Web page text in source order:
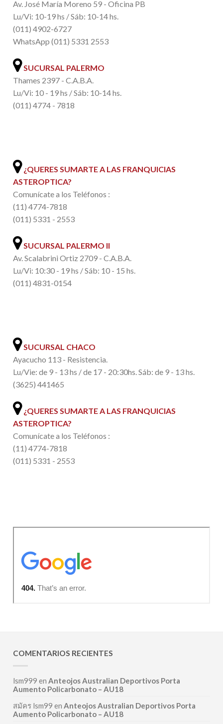
Av. José María Moreno 59 - Oficina PB
Lu/Vi: 10-19 hs / Sáb: 10-14 hs.
(011) 4902-6727
WhatsApp (011) 5331 2553
SUCURSAL PALERMO
Thames 2397 - C.A.B.A.
Lu/Vi: 10 - 19 hs / Sáb: 10-14 hs.
(011) 4774 - 7818
¿QUERES SUMARTE A LAS FRANQUICIAS
ASTEROPTICA?
Comunícate a los Teléfonos :
(11) 4774-7818
(011) 5331 - 2553
SUCURSAL PALERMO II
Av. Scalabrini Ortiz 2709 - C.A.B.A.
Lu/Vi: 10:30 - 19 hs / Sáb: 10 - 15 hs.
(011) 4831-0154
SUCURSAL CHACO
Ayacucho 113 - Resistencia.
Lu/Vie: de 9 - 13 hs / de 17 - 20:30hs. Sáb: de 9 - 13 hs.
(3625) 441465
¿QUERES SUMARTE A LAS FRANQUICIAS
ASTEROPTICA?
Comunícate a los Teléfonos :
(11) 4774-7818
(011) 5331 - 2553
COMENTARIOS RECIENTES
lsm999 enAnteojos Australian Deportivos Porta
Aumento Policarbonato – AU18
สมัคร lsm99 enAnteojos Australian Deportivos Porta
Aumento Policarbonato – AU18